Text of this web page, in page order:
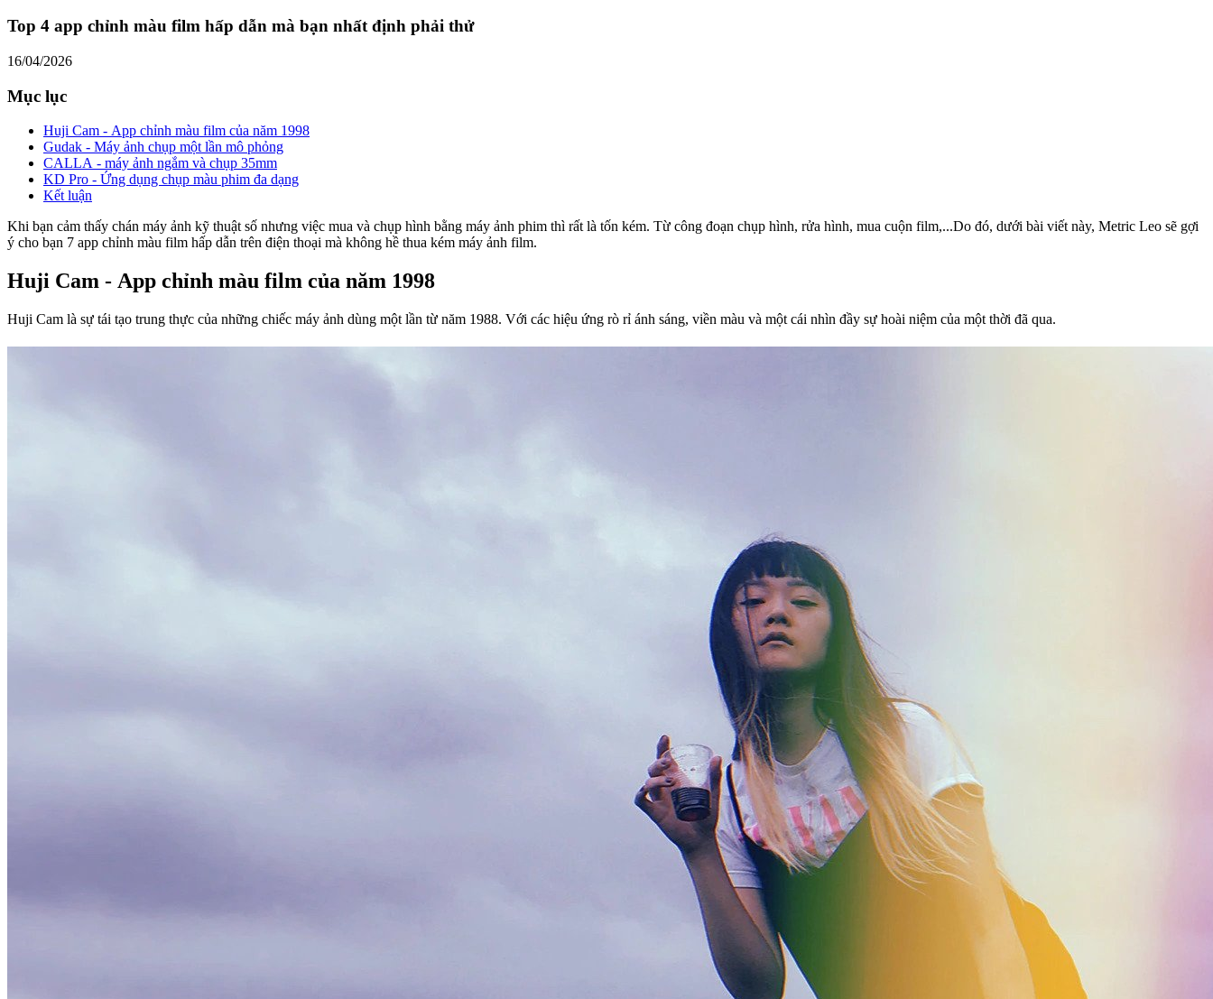
Top 4 app chỉnh màu film hấp dẫn mà bạn nhất định phải thử
16/04/2026
Mục lục
Huji Cam - App chỉnh màu film của năm 1998
Gudak - Máy ảnh chụp một lần mô phỏng
CALLA - máy ảnh ngắm và chụp 35mm
KD Pro - Ứng dụng chụp màu phim đa dạng
Kết luận
Khi bạn cảm thấy chán máy ảnh kỹ thuật số nhưng việc mua và chụp hình bằng máy ảnh phim thì rất là tốn kém. Từ công đoạn chụp hình, rửa hình, mua cuộn film,...Do đó, dưới bài viết này, Metric Leo sẽ gợi
ý cho bạn 7 app chỉnh màu film hấp dẫn trên điện thoại mà không hề thua kém máy ảnh film.
Huji Cam - App chỉnh màu film của năm 1998
Huji Cam là sự tái tạo trung thực của những chiếc máy ảnh dùng một lần từ năm 1988. Với các hiệu ứng rò rỉ ánh sáng, viền màu và một cái nhìn đầy sự hoài niệm của một thời đã qua.